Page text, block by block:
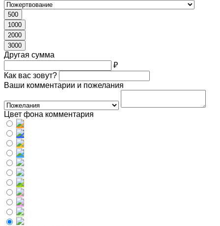
500
1000
2000
3000
Другая сумма
₽
Как вас зовут?
Ваши комментарии и пожелания
Цвет фона комментария